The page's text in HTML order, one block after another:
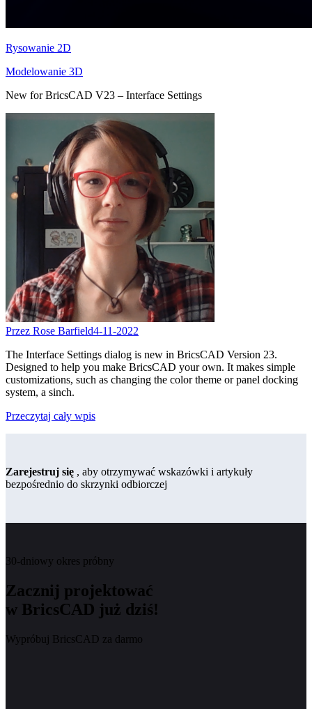
Rysowanie 2D
Modelowanie 3D
New for BricsCAD V23 – Interface Settings
Przez Rose Barfield4-11-2022
The Interface Settings dialog is new in BricsCAD Version 23.
Designed to help you make BricsCAD your own. It makes simple
customizations, such as changing the color theme or panel docking
system, a sinch.
Przeczytaj cały wpis
Zarejestruj się , aby otrzymywać wskazówki i artykuły
bezpośrednio do skrzynki odbiorczej
30-dniowy okres próbny
Zacznij projektować
w BricsCAD już dziś!
Wypróbuj BricsCAD za darmo